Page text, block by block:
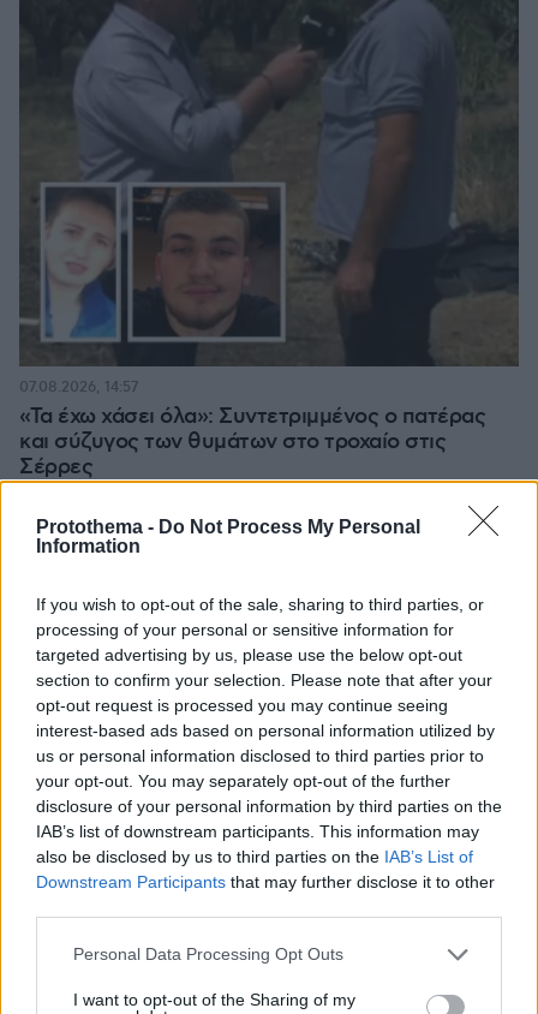
Protothema - Do Not Process My Personal
Information
If you wish to opt-out of the sale, sharing to third parties, or
processing of your personal or sensitive information for
targeted advertising by us, please use the below opt-out
section to confirm your selection. Please note that after your
opt-out request is processed you may continue seeing
interest-based ads based on personal information utilized by
us or personal information disclosed to third parties prior to
your opt-out. You may separately opt-out of the further
disclosure of your personal information by third parties on the
IAB’s list of downstream participants. This information may
also be disclosed by us to third parties on the IAB’s List of
Downstream Participants that may further disclose it to other
Please note that this website/app uses one or more Google
not limited to your visit or usage behaviour. You may click to
Personal Data Processing Opt Outs
I want to opt-out of the Sharing of my
«Τα έχω χάσει όλα»: Συντετριμμένος ο πατέρας
και σύζυγος των θυμάτων στο τροχαίο στις
Σέρρες
07.08.2026, 14:57